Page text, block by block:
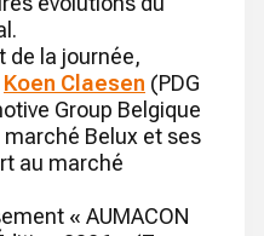
de la journée,
Koen Claesen (PDG
Group Belgique
Belux et ses
au marché
« AUMACON